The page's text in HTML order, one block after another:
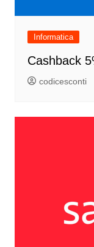
Informatica
Cashback
codicesconti